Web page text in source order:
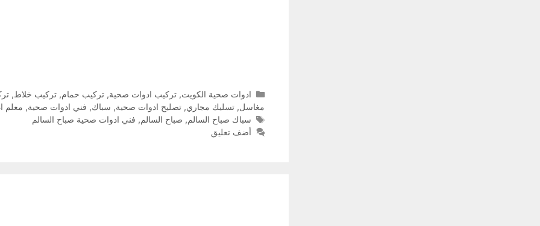
التصنيفات
ادوات صحية الكويت, تركيب ادوات صحية, تركيب حمام, تركيب خلاط,
مغاسل, تسليك مجاري, تصليح ادوات صحية, سباك, فني ادوات صحية, معلم
الوسوم
سباك صباح السالم, صباح السالم, فني ادوات صحية صباح السالم
أضف تعليق